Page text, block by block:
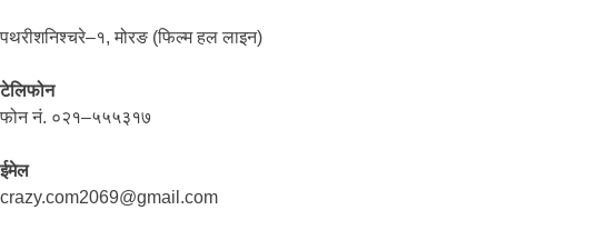
पथरीशनिश्चरे–१, मोरङ (फिल्म हल लाइन)
टेलिफोन
फोन नं. ०२१–५५५३१७
ईमेल
crazy.com2069@gmail.com